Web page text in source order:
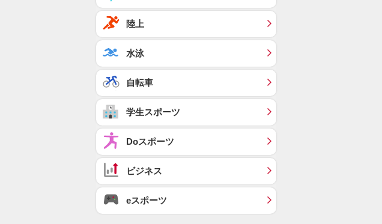
陸上
水泳
自転車
学生スポーツ
Doスポーツ
ビジネス
eスポーツ